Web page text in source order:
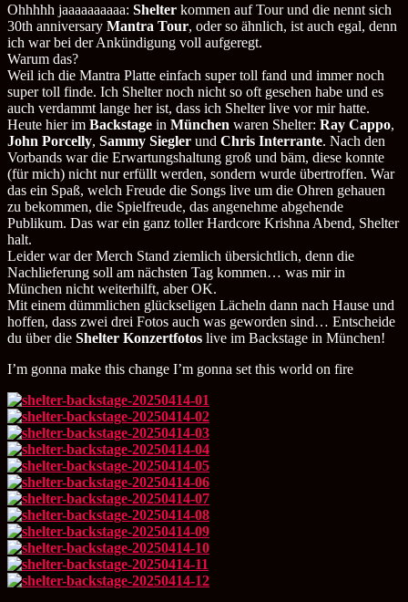
Ohhhhh jaaaaaaaaaa: Shelter kommen auf Tour und die nennt sich
30th anniversary Mantra Tour, oder so ähnlich, ist auch egal, denn
ich war bei der Ankündigung voll aufgeregt.
Warum das?
Weil ich die Mantra Platte einfach super toll fand und immer noch
super toll finde. Ich Shelter noch nicht so oft gesehen habe und es
auch verdammt lange her ist, dass ich Shelter live vor mir hatte.
Heute hier im Backstage in München waren Shelter: Ray Cappo,
John Porcelly, Sammy Siegler und Chris Interrante. Nach den
Vorbands war die Erwartungshaltung groß und bäm, diese konnte
(für mich) nicht nur erfüllt werden, sondern wurde übertroffen. War
das ein Spaß, welch Freude die Songs live um die Ohren gehauen
zu bekommen, die Spielfreude, das angenehme abgehende
Publikum. Das war ein ganz toller Hardcore Krishna Abend, Shelter
halt.
Leider war der Merch Stand ziemlich übersichtlich, denn die
Nachlieferung soll am nächsten Tag kommen… was mir in
München nicht weiterhilft, aber OK.
Mit einem dümmlichen glückseligen Lächeln dann nach Hause und
hoffen, dass zwei drei Fotos auch was geworden sind… Entscheide
du über die Shelter Konzertfotos live im Backstage in München!
I’m gonna make this change I’m gonna set this world on fire